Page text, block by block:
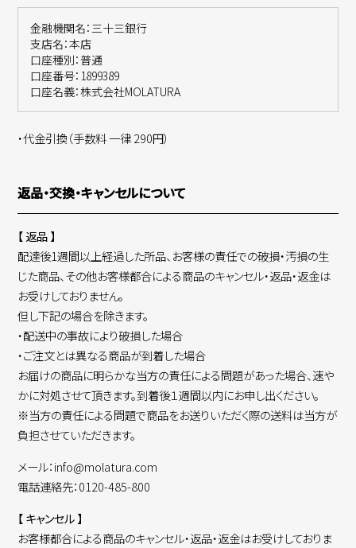
金融機関名：三十三銀行
支店名：本店
口座種別：普通
口座番号：1899389
口座名義：株式会社MOLATURA
・代金引換（手数料 一律 290円）
返品・交換・キャンセルについて
【 返品 】
配達後1週間以上経過した所品、お客様の責任での破損・汚損の生
じた商品、その他お客様都合による商品のキャンセル・返品・返金は
お受けしておりません。
但し下記の場合を除きます。
・配送中の事故により破損した場合
・ご注文とは異なる商品が到着した場合
お届けの商品に明らかな当方の責任による問題があった場合、速や
かに対処させて頂きます。到着後１週間以内にお申し出ください。
※当方の責任による問題で商品をお送りいただく際の送料は当方が
負担させていただきます。
メール：info@molatura.com
電話連絡先：0120-485-800
【 キャンセル 】
お客様都合による商品のキャンセル・返品・返金はお受けしておりま